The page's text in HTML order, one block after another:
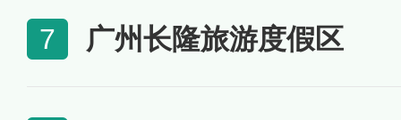
7 广州长隆旅游度假区